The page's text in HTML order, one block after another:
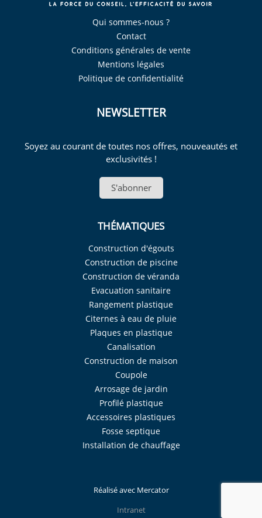
Qui sommes-nous ?
Contact
Conditions générales de vente
Mentions légales
Politique de confidentialité
NEWSLETTER
Soyez au courant de toutes nos offres, nouveautés et
exclusivités !
S'abonner
THÉMATIQUES
Construction d'égouts
Construction de piscine
Construction de véranda
Evacuation sanitaire
Rangement plastique
Citernes à eau de pluie
Plaques en plastique
Canalisation
Construction de maison
Coupole
Arrosage de jardin
Profilé plastique
Accessoires plastiques
Fosse septique
Installation de chauffage
Réalisé avec Mercator
Intranet